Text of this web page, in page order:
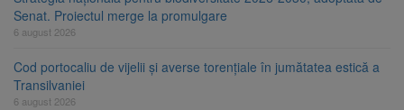
Senat. Proiectul merge la promulgare
6 august 2026
Cod portocaliu de vijelii și averse torențiale în jumătatea estică a
Transilvaniei
6 august 2026